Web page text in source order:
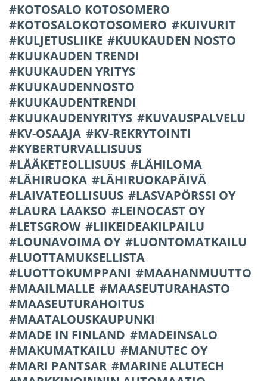
KOTOSALO KOTOSOMERO
KOTOSALOKOTOSOMERO
KUIVURIT
KULJETUSLIIKE
KUUKAUDEN NOSTO
KUUKAUDEN TRENDI
KUUKAUDEN YRITYS
KUUKAUDENNOSTO
KUUKAUDENTRENDI
KUUKAUDENYRITYS
KUVAUSPALVELU
KV-OSAAJA
KV-REKRYTOINTI
KYBERTURVALLISUUS
LÄÄKETEOLLISUUS
LÄHILOMA
LÄHIRUOKA
LÄHIRUOKAPÄIVÄ
LAIVATEOLLISUUS
LASVAPÖRSSI OY
LAURA LAAKSO
LEINOCAST OY
LETSGROW
LIIKEIDEAKILPAILU
LOUNAVOIMA OY
LUONTOMATKAILU
LUOTTAMUKSELLISTA
LUOTTOKUMPPANI
MAAHANMUUTTO
MAAILMALLE
MAASEUTURAHASTO
MAASEUTURAHOITUS
MAATALOUSKAUPUNKI
MADE IN FINLAND
MADEINSALO
MAKUMATKAILU
MANUTEC OY
MARI PANTSAR
MARINE ALUTECH